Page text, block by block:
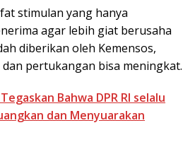
stimulan yang hanya
agar lebih giat berusaha
diberikan oleh Kemensos,
pertukangan bisa meningkat.
Bahwa DPR RI selalu
dan Menyuarakan